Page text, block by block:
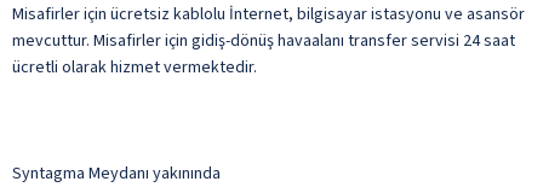
Misafirler için ücretsiz kablolu İnternet, bilgisayar istasyonu ve asansör
mevcuttur. Misafirler için gidiş-dönüş havaalanı transfer servisi 24 saat
ücretli olarak hizmet vermektedir.
Syntagma Meydanı yakınında